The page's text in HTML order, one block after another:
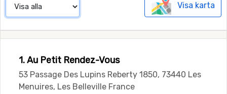
Visa karta
1. Au Petit Rendez-Vous
53 Passage Des Lupins Reberty 1850, 73440 Les
Menuires, Les Belleville France